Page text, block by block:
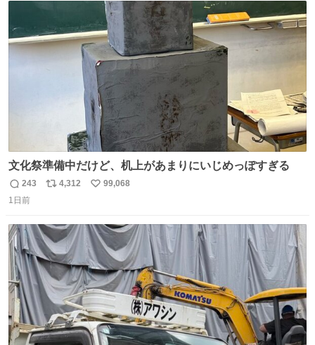
ト
文化祭準備中だけど、机上があまりにいじめっぽすぎる
返
信
243
リ
ト
数
4,312
い
数
99,068
1日前